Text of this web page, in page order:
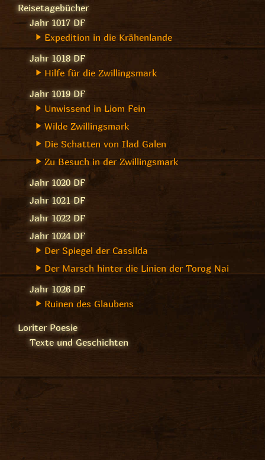
Reisetagebücher
Jahr 1017 DF
Expedition in die Krähenlande
Jahr 1018 DF
Hilfe für die Zwillingsmark
Jahr 1019 DF
Unwissend in Liom Fein
Wilde Zwillingsmark
Die Schatten von Ilad Galen
Zu Besuch in der Zwillingsmark
Jahr 1020 DF
Jahr 1021 DF
Jahr 1022 DF
Jahr 1024 DF
Der Spiegel der Cassilda
Der Marsch hinter die Linien der Torog Nai
Jahr 1026 DF
Ruinen des Glaubens
Loriter Poesie
Texte und Geschichten